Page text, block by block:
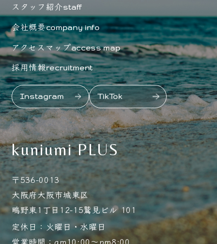
スタッフ紹介staff
会社概要company info
アクセスマップaccess map
採用情報recruitment
Instagram TikTok
kuniumi PLUS
〒536-0013
大阪府大阪市城東区
鴫野東1丁目12-15鷲見ビル 101
定休日：火曜日・水曜日
営業時間：am10:00～pm8:00